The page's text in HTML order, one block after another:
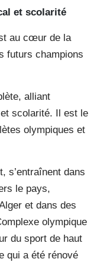
et scolarité
au cœur de la
futurs champions
alliant
scolarité. Il est le
olympiques et
s’entraînent dans
le pays,
et dans des
olympique
du sport de haut
qui a été rénové